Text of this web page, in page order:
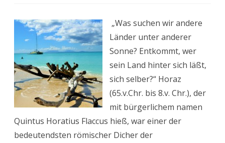
„Was suchen wir andere
Länder unter anderer
Sonne? Entkommt, wer
sein Land hinter sich läßt,
sich selber?“ Horaz
(65.v.Chr. bis 8.v. Chr.), der
mit bürgerlichem namen
Quintus Horatius Flaccus hieß, war einer der
bedeutendsten römischer Dicher der